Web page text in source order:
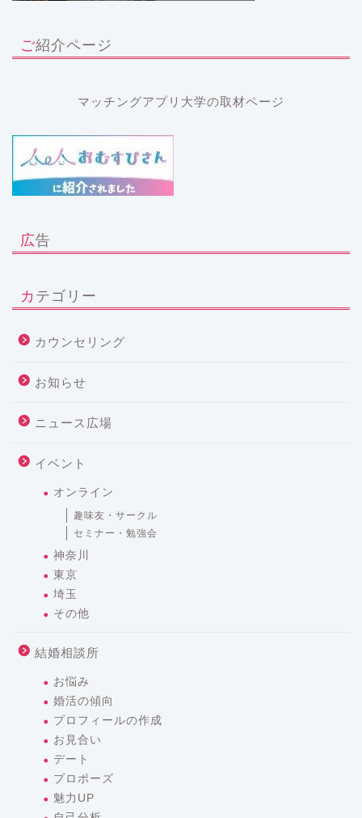
ご紹介ページ
マッチングアプリ大学の取材ページ
カテゴリー
カウンセリング
お知らせ
ニュース広場
イベント
オンライン
セミナー・勉強会
神奈川
埼玉
その他
結婚相談所
お悩み
婚活の傾向
プロフィールの作成